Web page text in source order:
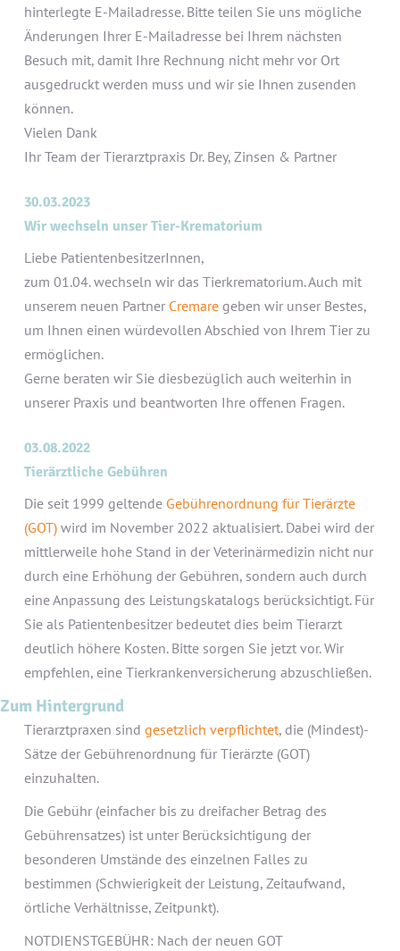
hinterlegte E-Mailadresse. Bitte teilen Sie uns mögliche
Änderungen Ihrer E-Mailadresse bei Ihrem nächsten
Besuch mit, damit Ihre Rechnung nicht mehr vor Ort
ausgedruckt werden muss und wir sie Ihnen zusenden
können.
Vielen Dank
Ihr Team der Tierarztpraxis Dr. Bey, Zinsen & Partner
30.03.2023
Wir wechseln unser Tier-Krematorium
Liebe PatientenbesitzerInnen,
zum 01.04. wechseln wir das Tierkrematorium. Auch mit
unserem neuen Partner Cremaregeben wir unser Bestes,
um Ihnen einen würdevollen Abschied von Ihrem Tier zu
ermöglichen.
Gerne beraten wir Sie diesbezüglich auch weiterhin in
unserer Praxis und beantworten Ihre offenen Fragen.
03.08.2022
Tierärztliche Gebühren
Die seit 1999 geltende Gebührenordnung für Tierärzte
(GOT)wird im November 2022 aktualisiert. Dabei wird der
mittlerweile hohe Stand in der Veterinärmedizin nicht nur
durch eine Erhöhung der Gebühren, sondern auch durch
eine Anpassung des Leistungskatalogs berücksichtigt. Für
Sie als Patientenbesitzer bedeutet dies beim Tierarzt
deutlich höhere Kosten. Bitte sorgen Sie jetzt vor. Wir
empfehlen, eine Tierkrankenversicherung abzuschließen.
Zum Hintergrund
Tierarztpraxen sind gesetzlich verpflichtet, die (Mindest)-
Sätze der Gebührenordnung für Tierärzte (GOT)
einzuhalten.
Die Gebühr (einfacher bis zu dreifacher Betrag des
Gebührensatzes) ist unter Berücksichtigung der
besonderen Umstände des einzelnen Falles zu
bestimmen (Schwierigkeit der Leistung, Zeitaufwand,
örtliche Verhältnisse, Zeitpunkt).
NOTDIENSTGEBÜHR: Nach der neuen GOT